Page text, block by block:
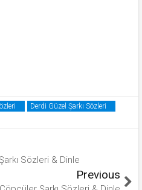
Derdi Güzel Şarkı Sözleri
Sözleri & Dinle
Previous